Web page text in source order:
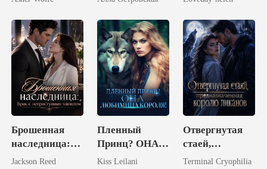
Брошенная
наследница:
Брак с
Jackson Reed
Пленный
Принц? ОНА –
Любимица
Kiss Leilani
Отвергнутая
стаей,
предназначенн
Terminal Cryophilia